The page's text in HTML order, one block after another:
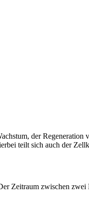
der
teilt sich auch der
Zeitraum zwischen